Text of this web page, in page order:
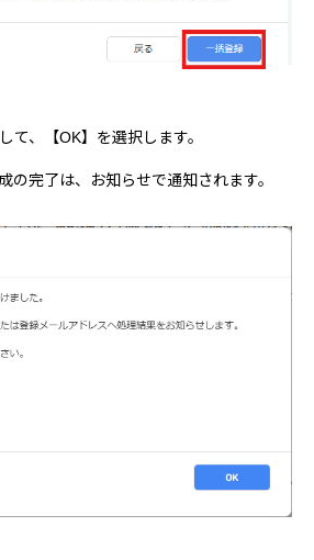
て、【OK】を選択します。
の完了は、お知らせで通知されます。